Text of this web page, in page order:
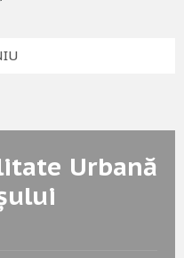
Urbană